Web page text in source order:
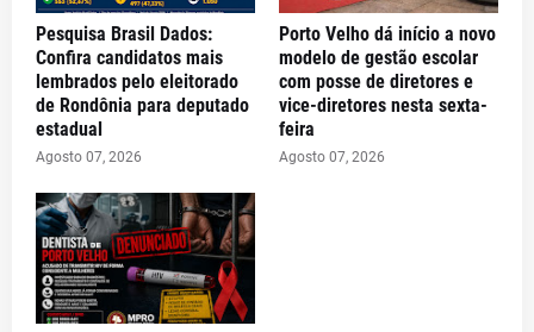
Pesquisa Brasil Dados:
Confira candidatos mais
lembrados pelo eleitorado
de Rondônia para deputado
estadual
Agosto 07, 2026
Porto Velho dá início a novo
modelo de gestão escolar
com posse de diretores e
vice-diretores nesta sexta-
feira
Agosto 07, 2026